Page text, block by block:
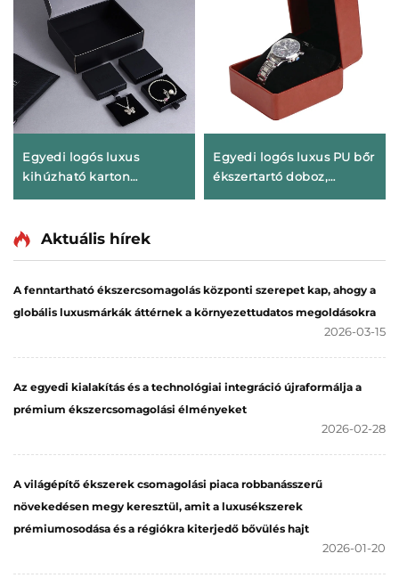
Egyedi logós luxus
kihúzható karton
fogantyúval, csomagolás
és karperecekhez
Egyedi logós luxus PU bőr
ékszertartó doboz,
ékszertartó doboz
fülbevalókhoz, gyűrűkhöz
Aktuális hírek
A fenntartható ékszercsomagolás központi szerepet kap, ahogy a
globális luxusmárkák áttérnek a környezettudatos megoldásokra
2026-03-15
Az egyedi kialakítás és a technológiai integráció újraformálja a
prémium ékszercsomagolási élményeket
2026-02-28
A világépítő ékszerek csomagolási piaca robbanásszerű
növekedésen megy keresztül, amit a luxusékszerek
prémiumosodása és a régiókra kiterjedő bővülés hajt
2026-01-20